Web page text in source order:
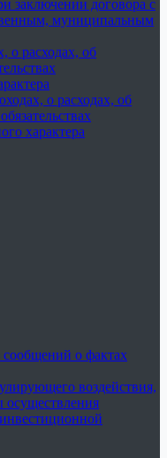
заключении договора с
муниципальным
о расходах, об
о расходах, об
характера
сообщений о фактах
воздействия,
осуществления